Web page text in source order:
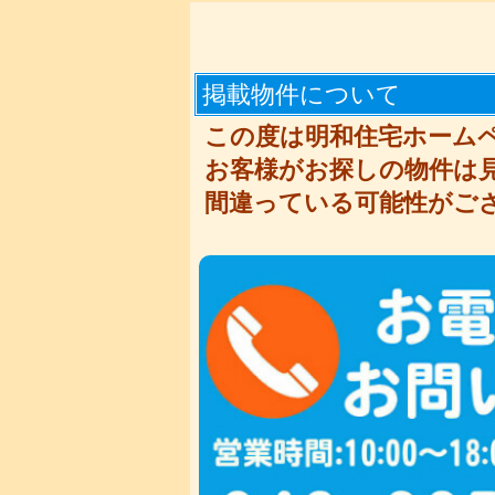
掲載物件について
この度は明和住宅ホーム
お客様がお探しの物件は
間違っている可能性がご